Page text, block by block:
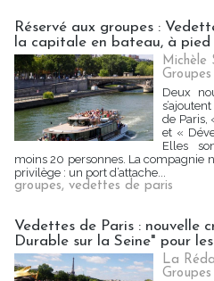
Réservé aux groupes :
la capitale en bateau, à pied
Michèle
Groupes
Deux
de Paris,
et «
Elles
moins 20 personnes. La compagnie
privilège : un port d’attache...
groupes, vedettes de paris
Vedettes de Paris : nouvelle
Durable sur la Seine" pour
La
Groupes